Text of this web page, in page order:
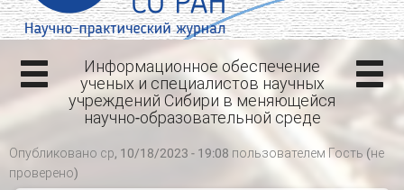
Информационное обеспечение
ученых и специалистов научных
учреждений Сибири в меняющейся
научно-образовательной среде
Опубликовано ср, 10/18/2023 - 19:08 пользователем Гость (не
проверено)